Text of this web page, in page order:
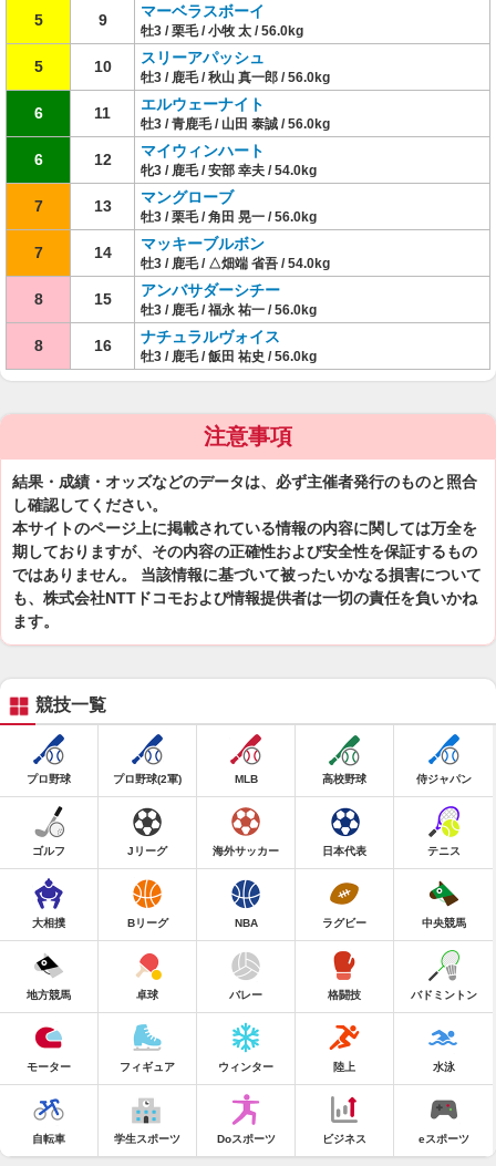
5 9 マーベラスボーイ
牡3 / 栗毛 / 小牧 太 / 56.0kg
5 10 スリーアパッシュ
牡3 / 鹿毛 / 秋山 真一郎 / 56.0kg
6 11 エルウェーナイト
牡3 / 青鹿毛 / 山田 泰誠 / 56.0kg
6 12 マイウィンハート
牝3 / 鹿毛 / 安部 幸夫 / 54.0kg
7 13 マングローブ
牡3 / 栗毛 / 角田 晃一 / 56.0kg
7 14 マッキーブルボン
牡3 / 鹿毛 / △畑端 省吾 / 54.0kg
8 15 アンバサダーシチー
牡3 / 鹿毛 / 福永 祐一 / 56.0kg
8 16 ナチュラルヴォイス
牡3 / 鹿毛 / 飯田 祐史 / 56.0kg
注意事項
結果・成績・オッズなどのデータは、必ず主催者発行のものと照合
し確認してください。
本サイトのページ上に掲載されている情報の内容に関しては万全を
期しておりますが、その内容の正確性および安全性を保証するもの
ではありません。 当該情報に基づいて被ったいかなる損害について
も、株式会社NTTドコモおよび情報提供者は一切の責任を負いかね
ます。
競技一覧
プロ野球 プロ野球(2軍) MLB 高校野球 侍ジャパン
ゴルフ Jリーグ 海外サッカー 日本代表 テニス
大相撲 Bリーグ NBA ラグビー 中央競馬
地方競馬 卓球 バレー 格闘技 バドミントン
モーター フィギュア ウィンター 陸上 水泳
自転車 学生スポーツ Doスポーツ ビジネス eスポーツ